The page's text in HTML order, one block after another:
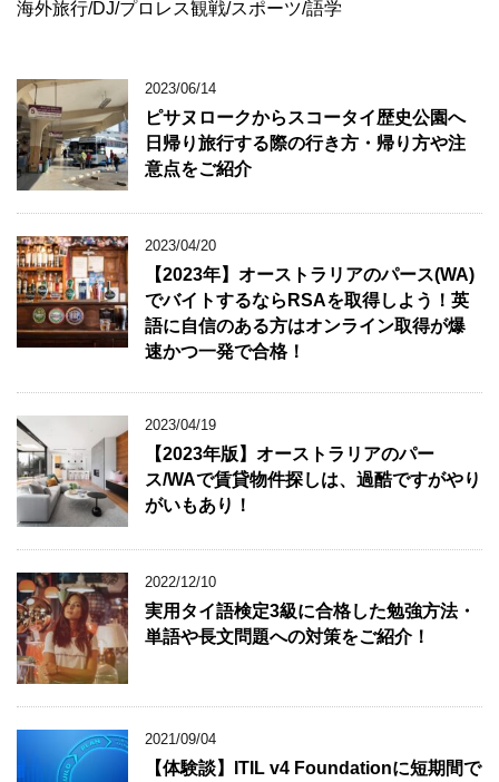
海外旅行/DJ/プロレス観戦/スポーツ/語学
2023/06/14
ピサヌロークからスコータイ歴史公園へ
日帰り旅行する際の行き方・帰り方や注
意点をご紹介
2023/04/20
【2023年】オーストラリアのパース(WA)
でバイトするならRSAを取得しよう！英
語に自信のある方はオンライン取得が爆
速かつ一発で合格！
2023/04/19
【2023年版】オーストラリアのパー
ス/WAで賃貸物件探しは、過酷ですがやり
がいもあり！
2022/12/10
実用タイ語検定3級に合格した勉強方法・
単語や長文問題への対策をご紹介！
2021/09/04
【体験談】ITIL v4 Foundationに短期間で